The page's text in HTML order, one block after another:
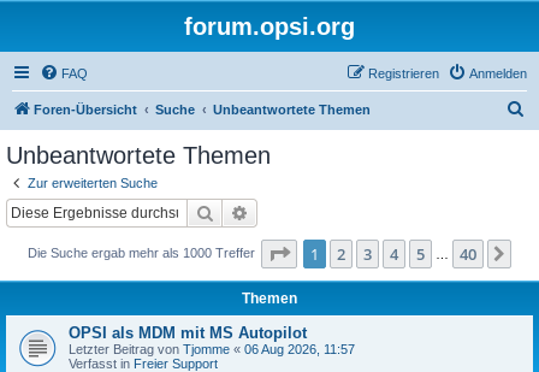
forum.opsi.org
FAQ Anmelden
Registrieren
Foren-Übersicht Suche Unbeantwortete Themen
Unbeantwortete Themen
Zur erweiterten Suche
Suche
Die Suche ergab mehr als 1000 Treffer Seite 1von 40
1 2 3 4 5 40
Themen
OPSI als MDM mit MS Autopilot
Letzter Beitrag von Tjomme « 06 Aug 2026, 11:57
Verfasst in Freier Support